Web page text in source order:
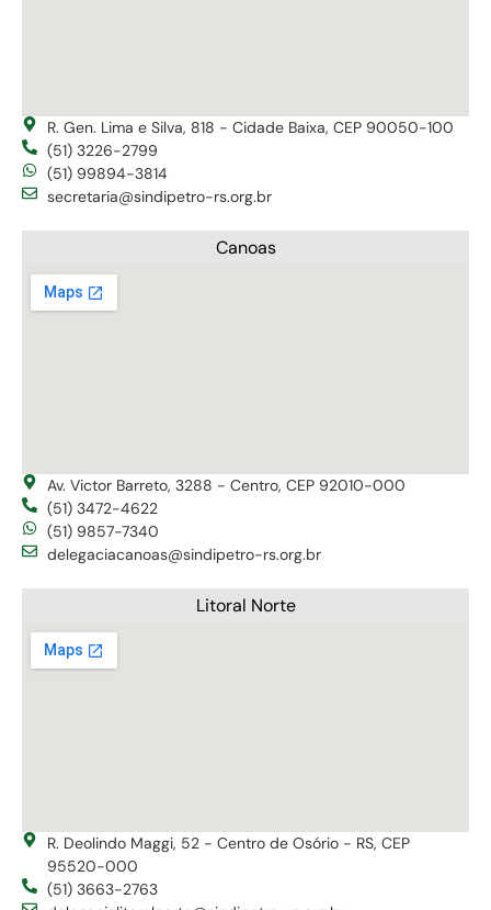
R. Gen. Lima e Silva, 818 - Cidade Baixa, CEP 90050-100
(51) 3226-2799
(51) 99894-3814
secretaria@sindipetro-rs.org.br
Canoas
Av. Victor Barreto, 3288 - Centro, CEP 92010-000
(51) 3472-4622
(51) 9857-7340
delegaciacanoas@sindipetro-rs.org.br
Litoral Norte
R. Deolindo Maggi, 52 - Centro de Osório - RS, CEP
95520-000
(51) 3663-2763